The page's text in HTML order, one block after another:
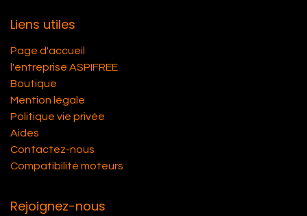
Liens utiles
Page d'accueil
l'entreprise ASPIFREE
Boutique
Mention légale
Politique vie privée
Aides
Contactez-nous
Compatibilité moteurs
Rejoignez-nous